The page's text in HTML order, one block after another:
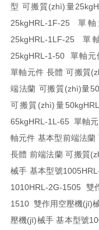
型 可搬質(zhì)量25kg
25kgHRL-1F-25 單
25kgHRL-1LF-25 單
25kgHRL-1-50 單軸元
單軸元件 長體 可搬質
端法蘭 可搬質(zhì)量
可搬質(zhì)量50kg
65kgHRL-1L-65 單軸
軸元件 基本型前端法
長體 前端法蘭 可搬質
械手 基本型號1005
1010HRL-2G-1505 雙
1510 雙作用空壓機(jī)
壓機(jī)械手 基本型號